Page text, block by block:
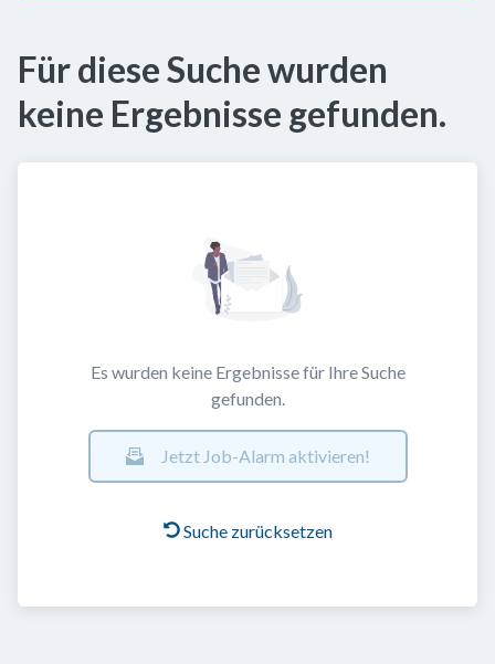
Für diese Suche wurden
keine Ergebnisse gefunden.
Es wurden keine Ergebnisse für Ihre Suche
gefunden.
Jetzt Job-Alarm aktivieren!
Suche zurücksetzen